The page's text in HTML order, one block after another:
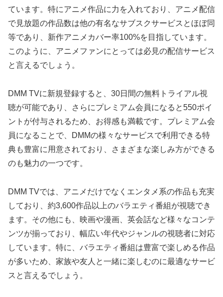
ています。特にアニメ作品に力を入れており、アニメ配信
で見放題の作品数は他の有名なサブスクサービスとほぼ同
等であり、新作アニメカバー率100%を目指しています。
このように、アニメファンにとっては必見の配信サービス
と言えるでしょう。
DMM TVに新規登録すると、30日間の無料トライアル視
聴が可能であり、さらにプレミアム会員になると550ポイ
ントが付与されるため、お得感も満載です。プレミアム会
員になることで、DMMの様々なサービスで利用できる特
典も豊富に用意されており、さまざまな楽しみ方ができる
のも魅力の一つです。
DMM TVでは、アニメだけでなくエンタメ系の作品も充実
しており、約3,600作品以上のバラエティ番組が視聴でき
ます。その他にも、映画や漫画、英会話など様々なコンテ
ンツが揃っており、幅広い年代やジャンルの視聴者に対応
しています。特に、バラエティ番組は豊富で楽しめる作品
が多いため、家族や友人と一緒に楽しむのに最適なサービ
スと言えるでしょう。